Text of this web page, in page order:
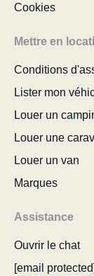
Cookies
Mettre en
Conditions
Lister mon
Louer un
Louer une
Louer un van
Marques
Assistance
Ouvrir le chat
[email protected]